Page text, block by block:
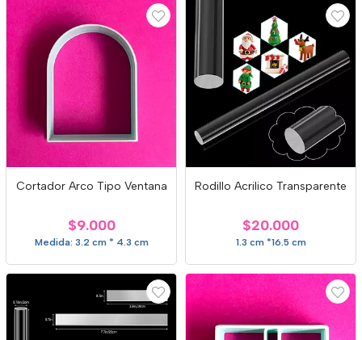
Cortador Arco Tipo Ventana
$9.000
Medida: 3.2 cm * 4.3 cm
Rodillo Acrilico Transparente
$20.000
1.3 cm *16.5 cm